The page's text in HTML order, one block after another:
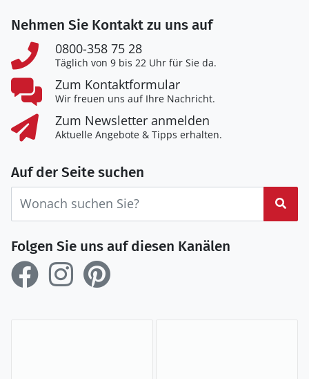
Nehmen Sie Kontakt zu uns auf
0800-358 75 28
Täglich von 9 bis 22 Uhr für Sie da.
Zum Kontaktformular
Wir freuen uns auf Ihre Nachricht.
Zum Newsletter anmelden
Aktuelle Angebote & Tipps erhalten.
Auf der Seite suchen
Folgen Sie uns auf diesen Kanälen